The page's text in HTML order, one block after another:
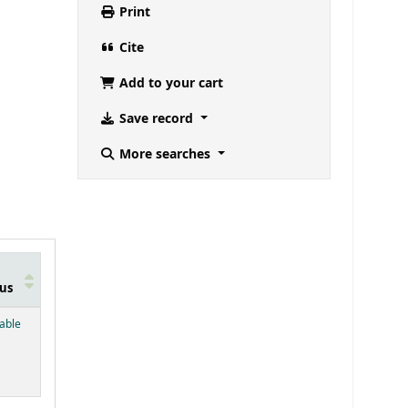
Print
Cite
Add to your cart
Save record
More searches